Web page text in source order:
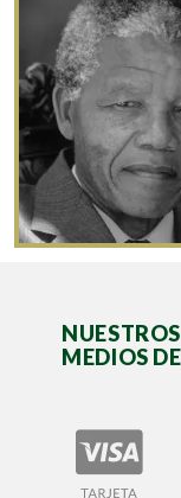
NUESTROS
MEDIOS